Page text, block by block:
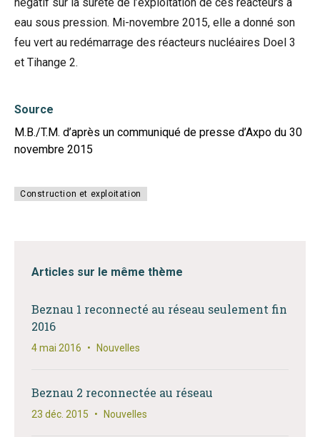
eau sous pression. Mi-novembre 2015, elle a donné son
feu vert au redémarrage des réacteurs nucléaires Doel 3
et Tihange 2.
Source
M.B./T.M. d’après un communiqué de presse d’Axpo du 30
novembre 2015
Construction et exploitation
Articles sur le même thème
Beznau 1 reconnecté au réseau seulement fin
2016
4 mai 2016 • Nouvelles
Beznau 2 reconnectée au réseau
23 déc. 2015 • Nouvelles